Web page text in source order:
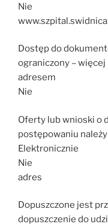
Nie
Dostęp do
ograniczony –
adresem
Nie
Oferty lub wnioski o
postępowaniu należy
Elektronicznie
Nie
adres
Dopuszczone jest
dopuszczenie do